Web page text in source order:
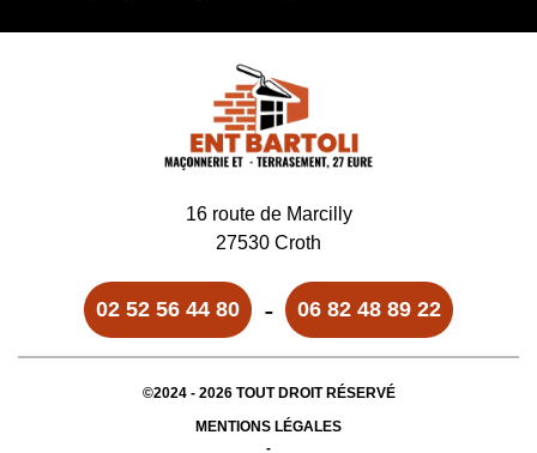
16 route de Marcilly
27530 Croth
02 52 56 44 80 - 06 82 48 89 22
©2024 - 2026 TOUT DROIT RÉSERVÉ
MENTIONS LÉGALES
-